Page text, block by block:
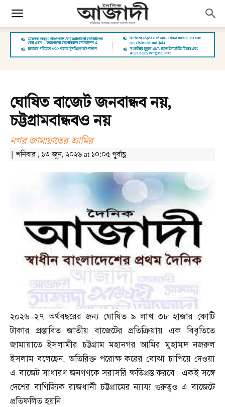
ঘোষিত বাজেট জনবান্ধব নয়,
চট্টগ্রামবান্ধবও নয়
নগর জামায়াতের আমির
| শনিবার , ১৩ জুন, ২০২৬ at ১০:০৫ পূর্বাহ্ণ
২০২৬–২৭ অর্থবছরের জন্য ঘোষিত ৯ লাখ ৩৮ হাজার কোটি
টাকার প্রস্তাবিত জাতীয় বাজেটের প্রতিক্রিয়ায় এক বিবৃতিতে
জামায়াতে ইসলামীর চট্টগ্রাম মহানগর আমির মুহাম্মদ নজরুল
ইসলাম বলেছেন,অতিরিক্ত পরোক্ষ করের বোঝা চাপিয়ে দেওয়া
এ বাজেট সাধারণ জনগণকে সরাসরি ক্ষতিগ্রস্ত করবে। একই সঙ্গে
দেশের বাণিজ্যিক রাজধানী চট্টগ্রামের ন্যায্য গুরুত্বও এ বাজেটে
প্রতিফলিত হয়নি।